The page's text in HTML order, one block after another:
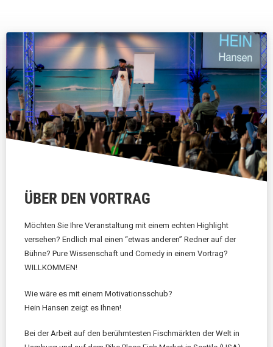
ÜBER DEN VORTRAG
Möchten Sie Ihre Veranstaltung mit einem echten Highlight
versehen? Endlich mal einen “etwas anderen” Redner auf der
Bühne? Pure Wissenschaft und Comedy in einem Vortrag?
WILLKOMMEN!
Wie wäre es mit einem Motivationsschub?
Hein Hansen zeigt es Ihnen!
Bei der Arbeit auf den berühmtesten Fischmärkten der Welt in